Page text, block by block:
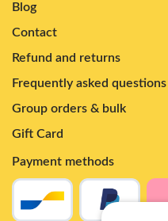
Blog
Contact
Refund and returns
Frequently asked questions
Group orders & bulk
Gift Card
Payment methods